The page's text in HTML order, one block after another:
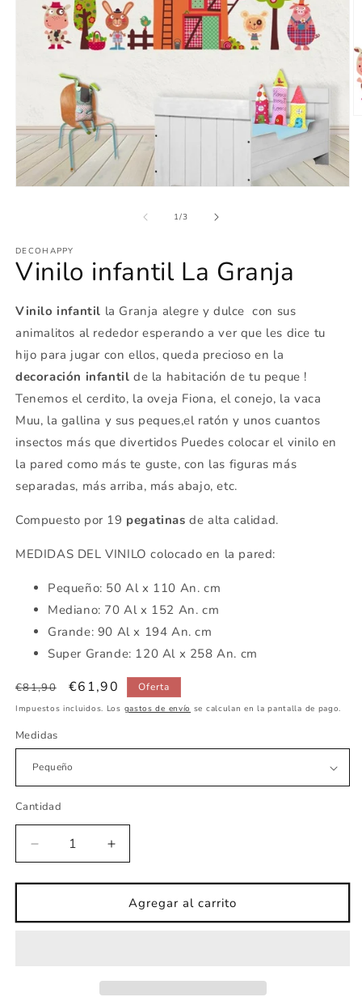
una
ventana
modal
1/de
3
DECOHAPPY
Vinilo infantil La Granja
Vinilo infantil la Granja alegre y dulce con sus
animalitos al rededor esperando a ver que les dice tu
hijo para jugar con ellos, queda precioso en la
decoración infantil de la habitación de tu peque !
Tenemos el cerdito, la oveja Fiona, el conejo, la vaca
Muu, la gallina y sus peques,el ratón y unos cuantos
insectos más que divertidos Puedes colocar el vinilo en
la pared como más te guste, con las figuras más
separadas, más arriba, más abajo, etc.
Compuesto por 19 pegatinas de alta calidad.
MEDIDAS DEL VINILO colocado en la pared:
Pequeño: 50 Al x 110 An. cm
Mediano: 70 Al x 152 An. cm
Grande: 90 Al x 194 An. cm
Super Grande: 120 Al x 258 An. cm
Precio
habitual
€81,90
Precio
de
€61,90 Oferta
Impuestos incluidos. Los gastos de envío se calculan en la pantalla de pago.
Medidas
Cantidad
Reducir
cantidad
para
infantil
Aumentar
cantidad
para
Vinilo
infantil
Agregar al carrito